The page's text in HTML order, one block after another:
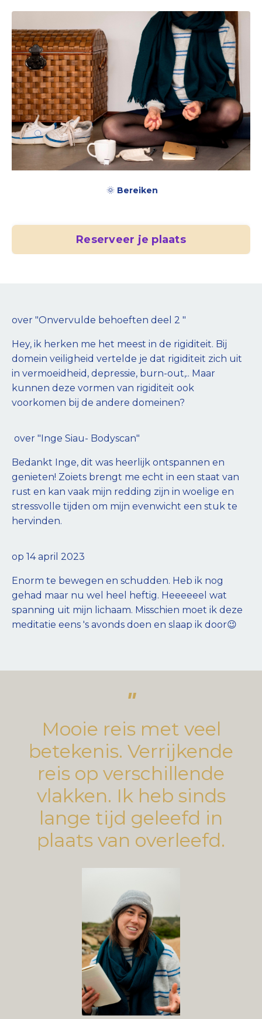
🌞 Bereiken
Reserveer je plaats
over "Onvervulde behoeften deel 2 "
Hey, ik herken me het meest in de rigiditeit. Bij
domein veiligheid vertelde je dat rigiditeit zich uit
in vermoeidheid, depressie, burn-out,.. Maar
kunnen deze vormen van rigiditeit ook
voorkomen bij de andere domeinen?
over " Inge Siau- Bodyscan"
Bedankt Inge, dit was heerlijk ontspannen en
genieten! Zoiets brengt me echt in een staat van
rust en kan vaak mijn redding zijn in woelige en
stressvolle tijden om mijn evenwicht een stuk te
hervinden.
op 14 april 2023
Enorm te bewegen en schudden. Heb ik nog
gehad maar nu wel heel heftig. Heeeeeel wat
spanning uit mijn lichaam. Misschien moet ik deze
meditatie eens 's avonds doen en slaap ik door😉
"
Mooie reis met veel
betekenis. Verrijkende
reis op verschillende
vlakken. Ik heb sinds
lange tijd geleefd in
plaats van overleefd.